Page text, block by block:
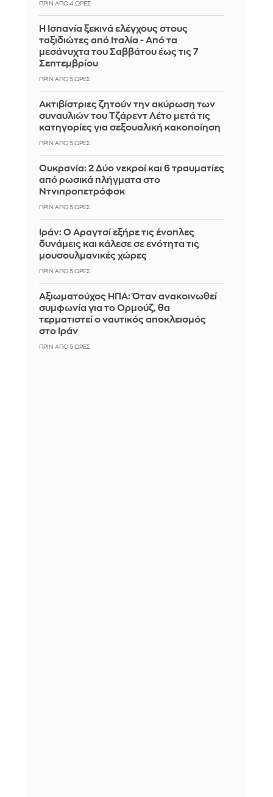
ΠΡΙΝ ΑΠΌ 4 ΏΡΕΣ
Η Ισπανία ξεκινά ελέγχους στους
ταξιδιώτες από Ιταλία - Από τα
μεσάνυχτα του Σαββάτου έως τις 7
Σεπτεμβρίου
ΠΡΙΝ ΑΠΌ 5 ΏΡΕΣ
Ακτιβίστριες ζητούν την ακύρωση των
συναυλιών του Τζάρεντ Λέτο μετά τις
κατηγορίες για σεξουαλική κακοποίηση
ΠΡΙΝ ΑΠΌ 5 ΏΡΕΣ
Ουκρανία: 2 Δύο νεκροί και 6 τραυματίες
από ρωσικά πλήγματα στο
Ντνιπροπετρόφσκ
ΠΡΙΝ ΑΠΌ 5 ΏΡΕΣ
Ιράν: Ο Αραγτσί εξήρε τις ένοπλες
δυνάμεις και κάλεσε σε ενότητα τις
μουσουλμανικές χώρες
ΠΡΙΝ ΑΠΌ 5 ΏΡΕΣ
Αξιωματούχος ΗΠΑ: Όταν ανακοινωθεί
συμφωνία για το Ορμούζ, θα
τερματιστεί ο ναυτικός αποκλεισμός
στο Ιράν
ΠΡΙΝ ΑΠΌ 5 ΏΡΕΣ